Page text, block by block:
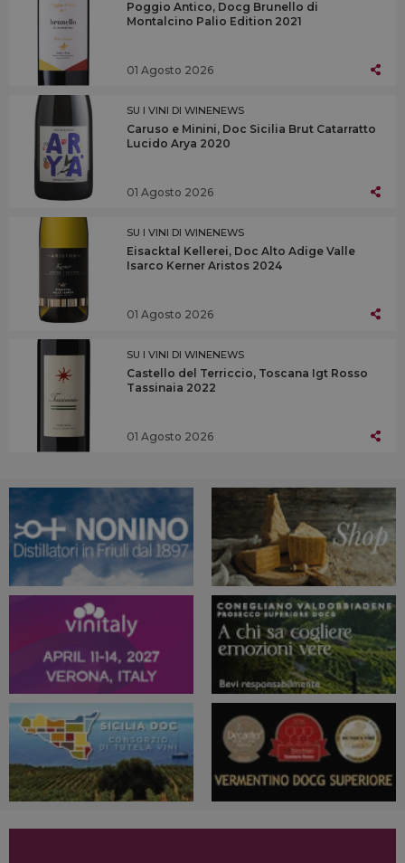
Poggio Antico, Docg Brunello di
Montalcino Palio Edition 2021
01 Agosto 2026
SU I VINI DI WINENEWS
Caruso e Minini, Doc Sicilia Brut Catarratto
Lucido Arya 2020
01 Agosto 2026
SU I VINI DI WINENEWS
Eisacktal Kellerei, Doc Alto Adige Valle
Isarco Kerner Aristos 2024
01 Agosto 2026
SU I VINI DI WINENEWS
Castello del Terriccio, Toscana Igt Rosso
Tassinaia 2022
01 Agosto 2026